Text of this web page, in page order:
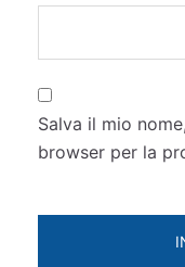
Salva il mio
browser per la